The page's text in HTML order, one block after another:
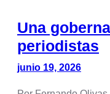
Una
periodistas
junio 19, 2026